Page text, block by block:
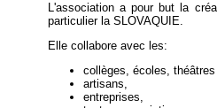
L'association a pour but la
particulier la SLOVAQUIE.
Elle collabore avec les:
collèges, écoles, théâtres
artisans,
entreprises,